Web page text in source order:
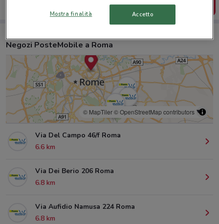
SCARICA L’APP
Negozi PosteMobile a Roma
© MapTiler© OpenStreetMap contributors
Via Del Campo 46/f Roma
6.6 km
Via Dei Berio 206 Roma
6.8 km
Via Aufidio Namusa 224 Roma
6.8 km
Mostra finalità Accetto